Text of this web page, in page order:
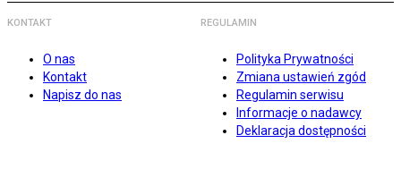
KONTAKT
O nas
Kontakt
Napisz do nas
REGULAMIN
Polityka Prywatności
Zmiana ustawień zgód
Regulamin serwisu
Informacje o nadawcy
Deklaracja dostępności